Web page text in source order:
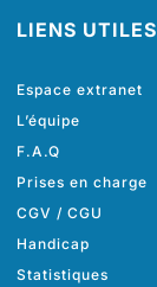
LIENS UTILES
Espace extranet
L’équipe
F.A.Q
Prises en charge
CGV / CGU
Handicap
Statistiques